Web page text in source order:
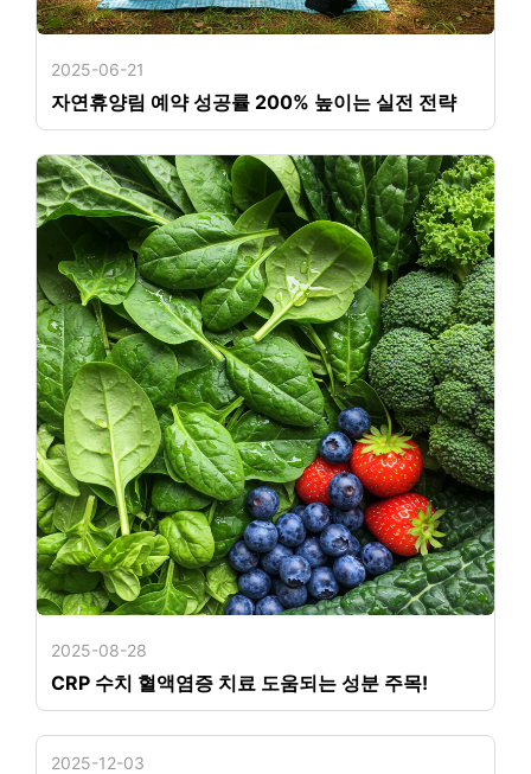
2025-06-21
자연휴양림 예약 성공률 200% 높이는 실전 전략
2025-08-28
CRP 수치 혈액염증 치료 도움되는 성분 주목!
2025-12-03